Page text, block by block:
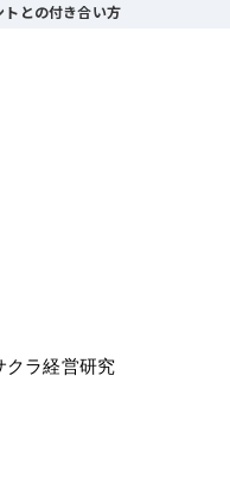
トとの付き合い方
クラ経営研究